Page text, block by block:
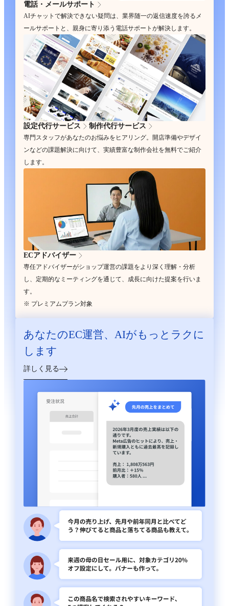
電話・メールサポート
AIチャットで解決できない疑問は、業界随一の返信速度を誇るメ
ールサポートと、親身に寄り添う電話サポートが解決します。
設定代行サービス 制作代行サービス
専門スタッフがあなたのお悩みをヒアリング。開店準備やデザイ
ンなどの課題解決に向けて、実績豊富な制作会社を無料でご紹介
します。
ECアドバイザー
専任アドバイザーがショップ運営の課題をより深く理解・分析
し、定期的なミーティングを通じて、成長に向けた提案を行いま
す。
※ プレミアムプラン対象
あなたのEC運営、 AIがもっとラクに
します
詳しく見る